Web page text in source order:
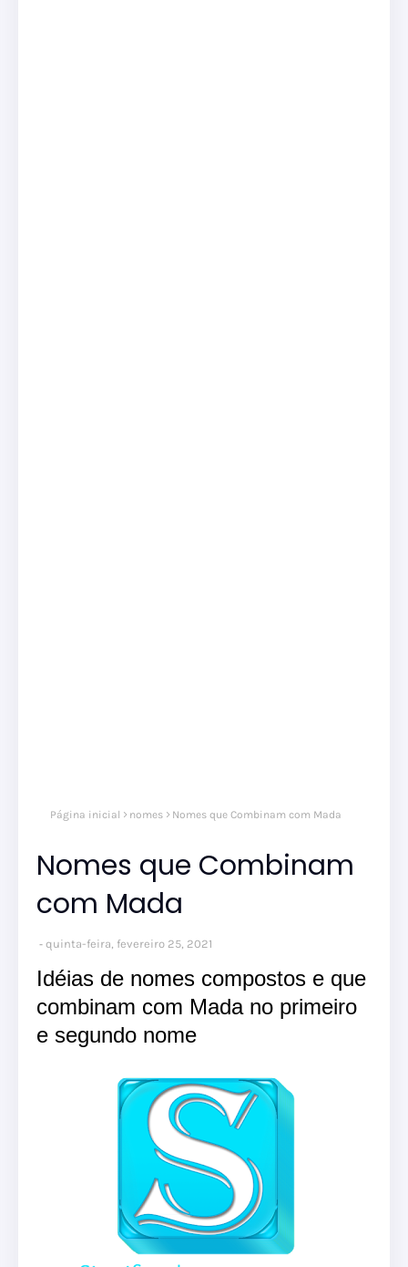
Página inicial nomes Nomes que Combinam com Mada
Nomes que Combinam
com Mada
quinta-feira, fevereiro 25, 2021
Idéias de nomes compostos e que
combinam com Mada no primeiro
e segundo nome